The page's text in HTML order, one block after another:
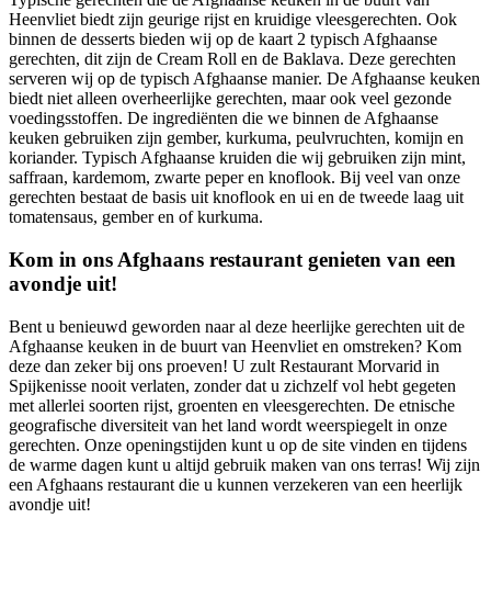
Heenvliet biedt zijn geurige rijst en kruidige vleesgerechten. Ook
binnen de desserts bieden wij op de kaart 2 typisch Afghaanse
gerechten, dit zijn de Cream Roll en de Baklava. Deze gerechten
serveren wij op de typisch Afghaanse manier. De Afghaanse keuken
biedt niet alleen overheerlijke gerechten, maar ook veel gezonde
voedingsstoffen. De ingrediënten die we binnen de Afghaanse
keuken gebruiken zijn gember, kurkuma, peulvruchten, komijn en
koriander. Typisch Afghaanse kruiden die wij gebruiken zijn mint,
saffraan, kardemom, zwarte peper en knoflook. Bij veel van onze
gerechten bestaat de basis uit knoflook en ui en de tweede laag uit
tomatensaus, gember en of kurkuma.
Kom in ons Afghaans restaurant genieten van een
avondje uit!
Bent u benieuwd geworden naar al deze heerlijke gerechten uit de
Afghaanse keuken in de buurt van Heenvliet en omstreken? Kom
deze dan zeker bij ons proeven! U zult Restaurant Morvarid in
Spijkenisse nooit verlaten, zonder dat u zichzelf vol hebt gegeten
met allerlei soorten rijst, groenten en vleesgerechten. De etnische
geografische diversiteit van het land wordt weerspiegelt in onze
gerechten. Onze openingstijden kunt u op de site vinden en tijdens
de warme dagen kunt u altijd gebruik maken van ons terras! Wij zijn
een Afghaans restaurant die u kunnen verzekeren van een heerlijk
avondje uit!